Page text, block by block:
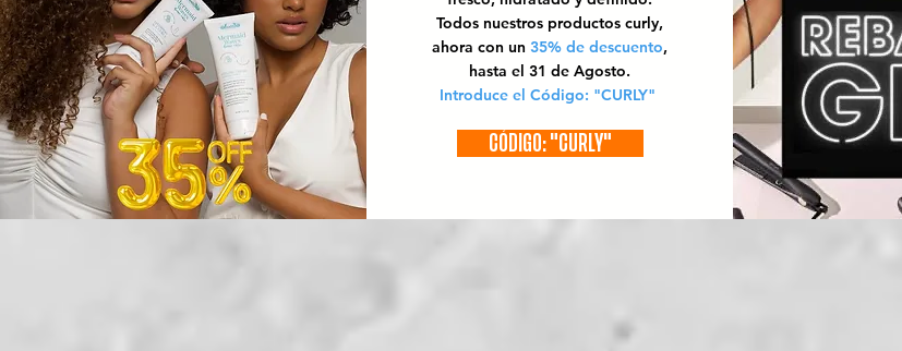
Todos nuestros productos curly,
ahora con un 35% de descuento,
hasta el 31 de Agosto.
Introduce el Código: "CURLY"
CÓDIGO: "CURLY"